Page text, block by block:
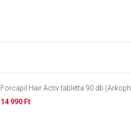
Forcapil Hair Activ tabletta 90 db
14 990 Ft